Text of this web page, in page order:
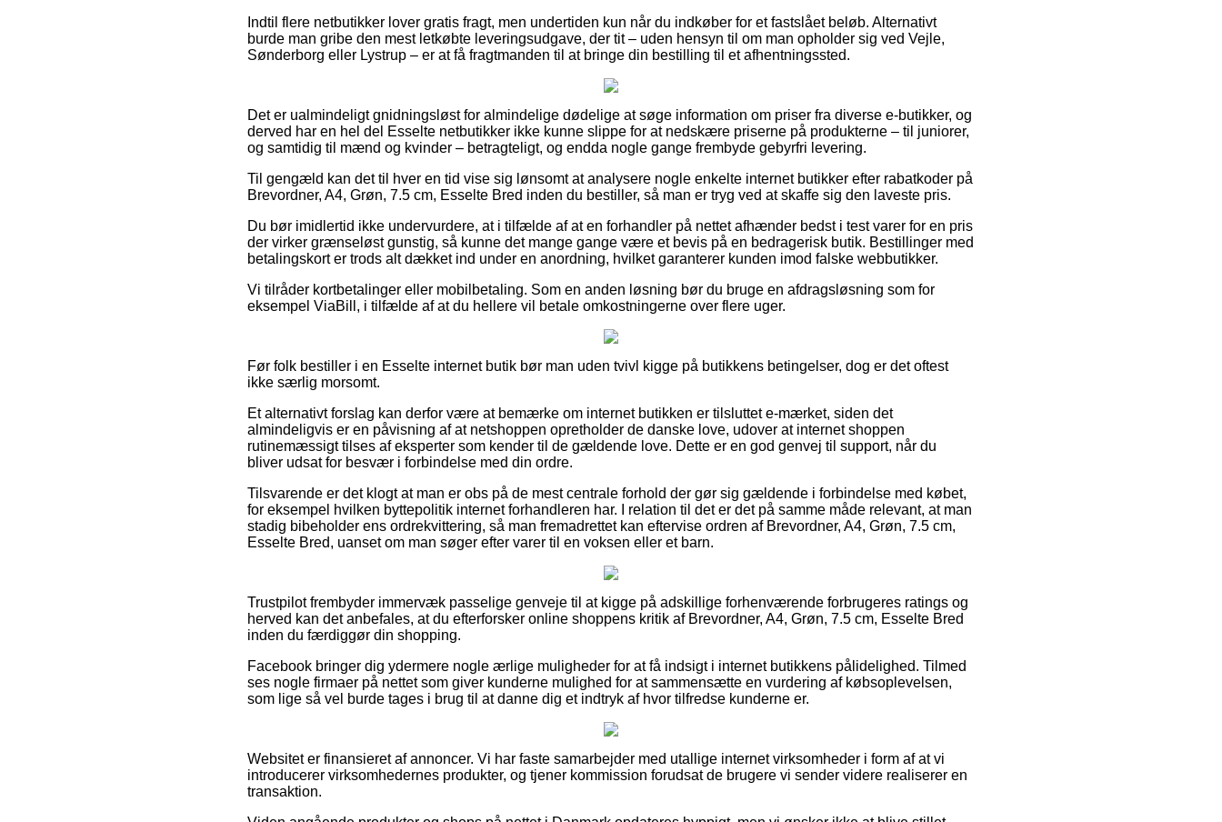
Indtil flere netbutikker lover gratis fragt, men undertiden kun når du indkøber for et fastslået beløb. Alternativt
burde man gribe den mest letkøbte leveringsudgave, der tit – uden hensyn til om man opholder sig ved Vejle,
Sønderborg eller Lystrup – er at få fragtmanden til at bringe din bestilling til et afhentningssted.
Det er ualmindeligt gnidningsløst for almindelige dødelige at søge information om priser fra diverse e-butikker, og
derved har en hel del Esselte netbutikker ikke kunne slippe for at nedskære priserne på produkterne – til juniorer,
og samtidig til mænd og kvinder – betragteligt, og endda nogle gange frembyde gebyrfri levering.
Til gengæld kan det til hver en tid vise sig lønsomt at analysere nogle enkelte internet butikker efter rabatkoder på
Brevordner, A4, Grøn, 7.5 cm, Esselte Bred inden du bestiller, så man er tryg ved at skaffe sig den laveste pris.
Du bør imidlertid ikke undervurdere, at i tilfælde af at en forhandler på nettet afhænder bedst i test varer for en pris
der virker grænseløst gunstig, så kunne det mange gange være et bevis på en bedragerisk butik. Bestillinger med
betalingskort er trods alt dækket ind under en anordning, hvilket garanterer kunden imod falske webbutikker.
Vi tilråder kortbetalinger eller mobilbetaling. Som en anden løsning bør du bruge en afdragsløsning som for
eksempel ViaBill, i tilfælde af at du hellere vil betale omkostningerne over flere uger.
Før folk bestiller i en Esselte internet butik bør man uden tvivl kigge på butikkens betingelser, dog er det oftest
ikke særlig morsomt.
Et alternativt forslag kan derfor være at bemærke om internet butikken er tilsluttet e-mærket, siden det
almindeligvis er en påvisning af at netshoppen opretholder de danske love, udover at internet shoppen
rutinemæssigt tilses af eksperter som kender til de gældende love. Dette er en god genvej til support, når du
bliver udsat for besvær i forbindelse med din ordre.
Tilsvarende er det klogt at man er obs på de mest centrale forhold der gør sig gældende i forbindelse med købet,
for eksempel hvilken byttepolitik internet forhandleren har. I relation til det er det på samme måde relevant, at man
stadig bibeholder ens ordrekvittering, så man fremadrettet kan eftervise ordren af Brevordner, A4, Grøn, 7.5 cm,
Esselte Bred, uanset om man søger efter varer til en voksen eller et barn.
Trustpilot frembyder immervæk passelige genveje til at kigge på adskillige forhenværende forbrugeres ratings og
herved kan det anbefales, at du efterforsker online shoppens kritik af Brevordner, A4, Grøn, 7.5 cm, Esselte Bred
inden du færdiggør din shopping.
Facebook bringer dig ydermere nogle ærlige muligheder for at få indsigt i internet butikkens pålidelighed. Tilmed
ses nogle firmaer på nettet som giver kunderne mulighed for at sammensætte en vurdering af købsoplevelsen,
som lige så vel burde tages i brug til at danne dig et indtryk af hvor tilfredse kunderne er.
Websitet er finansieret af annoncer. Vi har faste samarbejder med utallige internet virksomheder i form af at vi
introducerer virksomhedernes produkter, og tjener kommission forudsat de brugere vi sender videre realiserer en
transaktion.